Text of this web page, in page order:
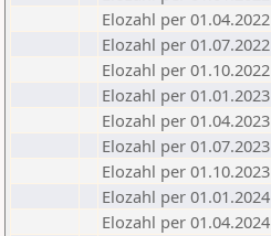
Elozahl per 01.04.2022
Elozahl per 01.07.2022
Elozahl per 01.10.2022
Elozahl per 01.01.2023
Elozahl per 01.04.2023
Elozahl per 01.07.2023
Elozahl per 01.10.2023
Elozahl per 01.01.2024
Elozahl per 01.04.2024